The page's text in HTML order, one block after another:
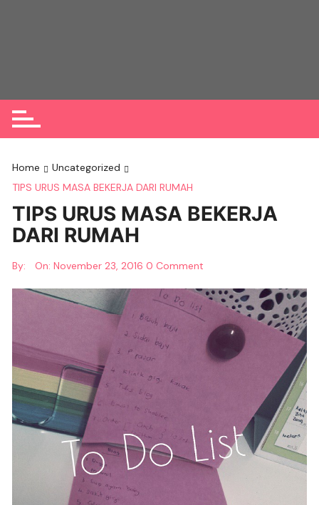
Home
Uncategorized
TIPS URUS MASA BEKERJA DARI RUMAH
TIPS URUS MASA BEKERJA
DARI RUMAH
By: On:November 23, 2016 0 Comment